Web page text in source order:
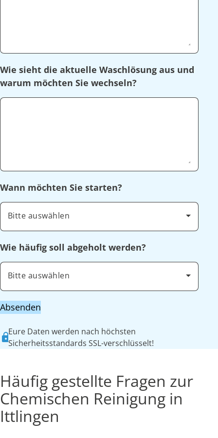
Wie sieht die aktuelle Waschlösung aus und
warum möchten Sie wechseln?
Wann möchten Sie starten?
Bitte auswählen
Wie häufig soll abgeholt werden?
Bitte auswählen
Absenden
Eure Daten werden nach höchsten
Sicherheitsstandards SSL-verschlüsselt!
Häufig gestellte Fragen zur
Chemischen Reinigung in
Ittlingen